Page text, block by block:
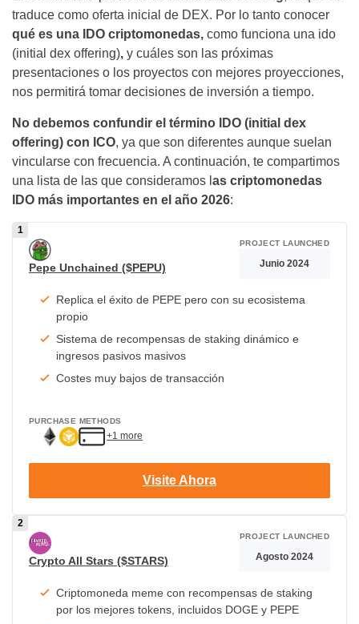
traduce como oferta inicial de DEX. Por lo tanto conocer
qué es una IDO criptomonedas, como funciona una ido
(initial dex offering), y cuáles son las próximas
presentaciones o los proyectos con mejores proyecciones,
nos permitirá tomar decisiones de inversión a tiempo.
No debemos confundir el término IDO (initial dex
offering) con ICO, ya que son diferentes aunque suelan
vincularse con frecuencia. A continuación, te compartimos
una lista de las que consideramos l as criptomonedas
IDO más importantes en el año 2026:
Pepe Unchained ($PEPU)
Replica el éxito de PEPE pero con su ecosistema
propio
Sistema de recompensas de staking dinámico e
ingresos pasivos masivos
Costes muy bajos de transacción
PROJECT LAUNCHED
Junio 2024
PURCHASE METHODS
+1 more
Visite Ahora
Crypto All Stars ($STARS)
Criptomoneda meme con recompensas de staking
por los mejores tokens, incluidos DOGE y PEPE
PROJECT LAUNCHED
Agosto 2024